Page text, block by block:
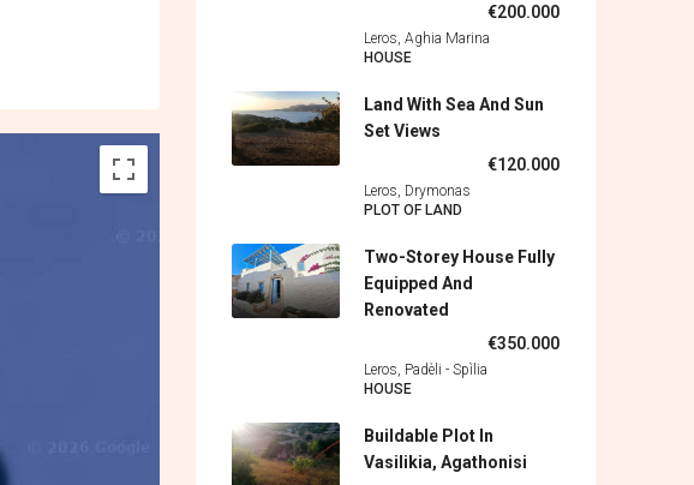
€200.000
Leros, Aghia Marina
HOUSE
Land With Sea And Sun
Set Views
€120.000
Leros, Drymonas
PLOT OF LAND
Two-Storey House Fully
Equipped And
Renovated
€350.000
Leros, Padèli - Spìlia
HOUSE
Buildable Plot In
Vasilikia, Agathonisi